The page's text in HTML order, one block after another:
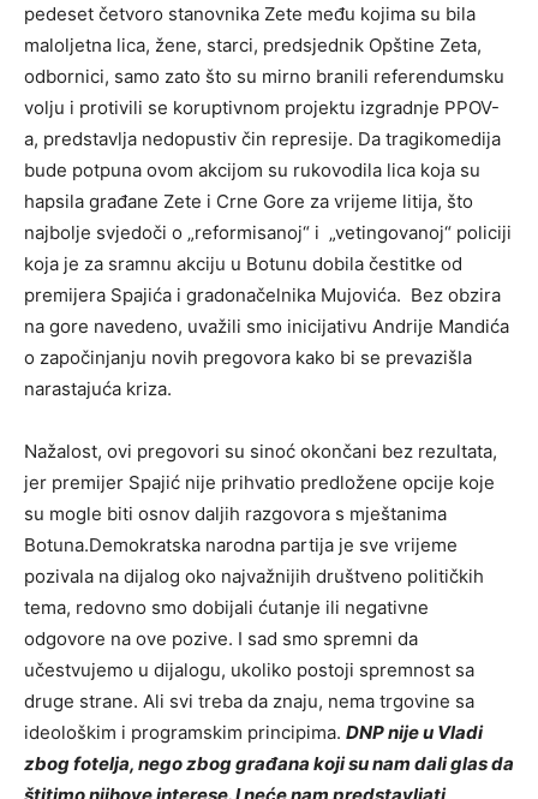
pedeset četvoro stanovnika Zete među kojima su bila
maloljetna lica, žene, starci, predsjednik Opštine Zeta,
odbornici, samo zato što su mirno branili referendumsku
volju i protivili se koruptivnom projektu izgradnje PPOV-
a, predstavlja nedopustiv čin represije. Da tragikomedija
bude potpuna ovom akcijom su rukovodila lica koja su
hapsila građane Zete i Crne Gore za vrijeme litija, što
najbolje svjedoči o „reformisanoj“ i „vetingovanoj“ policiji
koja je za sramnu akciju u Botunu dobila čestitke od
premijera Spajića i gradonačelnika Mujovića. Bez obzira
na gore navedeno, uvažili smo inicijativu Andrije Mandića
o započinjanju novih pregovora kako bi se prevazišla
narastajuća kriza.
Nažalost, ovi pregovori su sinoć okončani bez rezultata,
jer premijer Spajić nije prihvatio predložene opcije koje
su mogle biti osnov daljih razgovora s mještanima
Botuna.Demokratska narodna partija je sve vrijeme
pozivala na dijalog oko najvažnijih društveno političkih
tema, redovno smo dobijali ćutanje ili negativne
odgovore na ove pozive. I sad smo spremni da
učestvujemo u dijalogu, ukoliko postoji spremnost sa
druge strane. Ali svi treba da znaju, nema trgovine sa
ideološkim i programskim principima. DNP nije u Vladi
zbog fotelja, nego zbog građana koji su nam dali glas da